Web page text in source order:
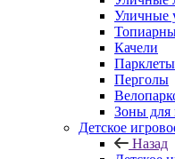
Уличные
Качели
Парклеты
Перголы
Зоны для
Детское
Назад